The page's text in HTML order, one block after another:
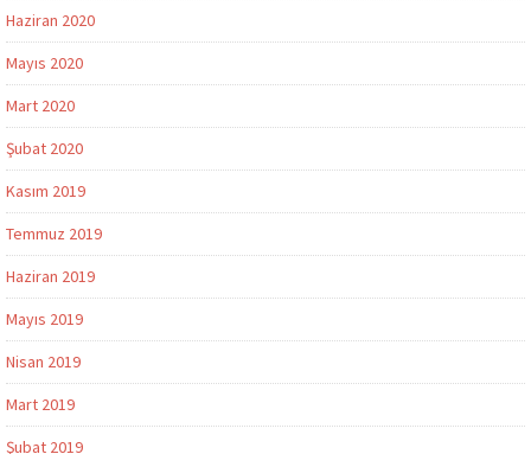
Haziran 2020
Mayıs 2020
Mart 2020
Şubat 2020
Kasım 2019
Temmuz 2019
Haziran 2019
Mayıs 2019
Nisan 2019
Mart 2019
Şubat 2019